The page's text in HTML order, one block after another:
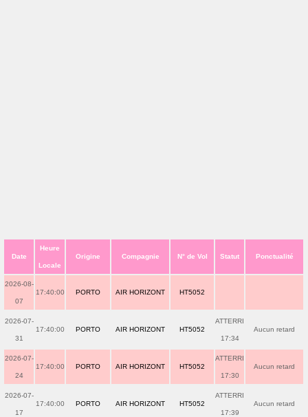
Date
Heure
Locale
Origine Compagnie N° de Vol Statut Ponctualité
2026-08-
07
17:40:00 PORTO AIR HORIZONT HT5052
2026-07-
31
17:40:00 PORTO AIR HORIZONT HT5052
ATTERRI
17:34
Aucun retard
2026-07-
24
17:40:00 PORTO AIR HORIZONT HT5052
ATTERRI
17:30
Aucun retard
2026-07-
17
17:40:00 PORTO AIR HORIZONT HT5052
ATTERRI
17:39
Aucun retard